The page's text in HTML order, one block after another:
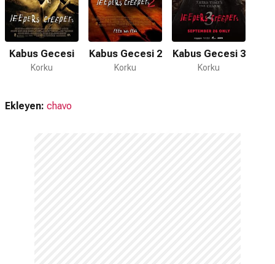
Kabus Gecesi
Korku
Kabus Gecesi 2
Korku
Kabus Gecesi 3
Korku
Ekleyen: chavo